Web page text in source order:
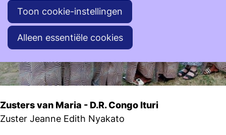
Zusters van Maria - D.R. Congo Ituri
Zuster Jeanne Edith Nyakato
Toon cookie-instellingen
Alleen essentiële cookies